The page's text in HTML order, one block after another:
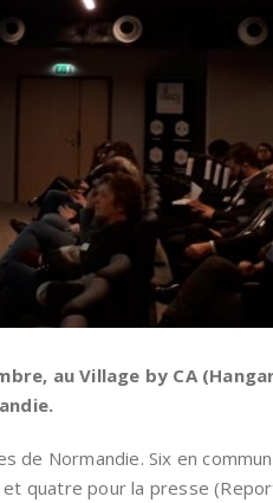
au Village by CA
Normandie. Six en
quatre pour la presse